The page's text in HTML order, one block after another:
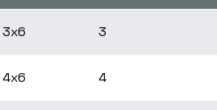
3x6 3
4x6 4